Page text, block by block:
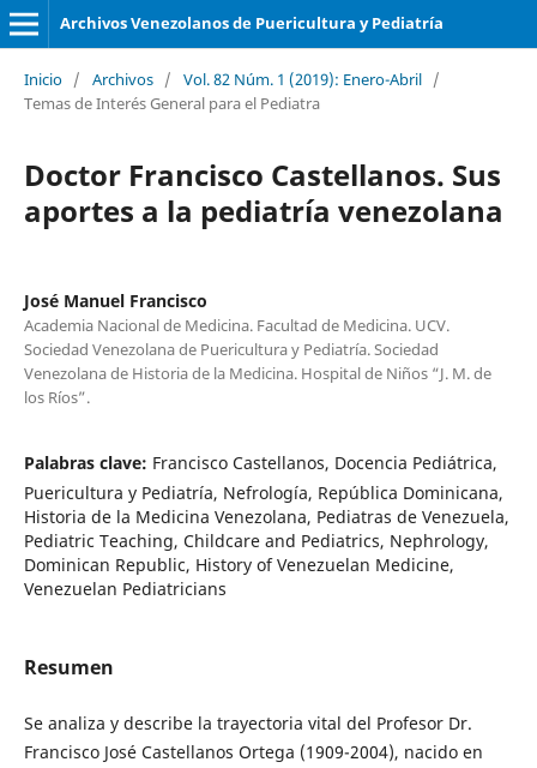
Archivos Venezolanos de Puericultura y Pediatría
Inicio / Archivos / Vol. 82 Núm. 1 (2019): Enero-Abril /
Temas de Interés General para el Pediatra
Doctor Francisco Castellanos. Sus
aportes a la pediatría venezolana
José Manuel Francisco
Academia Nacional de Medicina. Facultad de Medicina. UCV.
Sociedad Venezolana de Puericultura y Pediatría. Sociedad
Venezolana de Historia de la Medicina. Hospital de Niños “J. M. de
los Ríos”.
Palabras clave: Francisco Castellanos, Docencia Pediátrica,
Puericultura y Pediatría, Nefrología, República Dominicana,
Historia de la Medicina Venezolana, Pediatras de Venezuela,
Pediatric Teaching, Childcare and Pediatrics, Nephrology,
Dominican Republic, History of Venezuelan Medicine,
Venezuelan Pediatricians
Resumen
Se analiza y describe la trayectoria vital del Profesor Dr.
Francisco José Castellanos Ortega (1909-2004), nacido en